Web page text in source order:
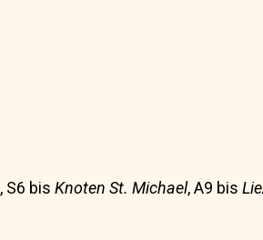
, S6 bis Knoten St. Michael, A9 bis